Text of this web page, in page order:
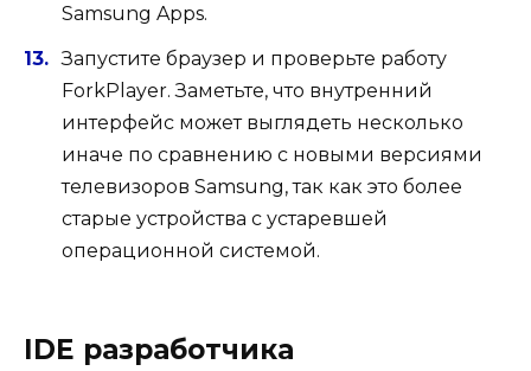
Samsung Apps.
Запустите браузер и проверьте работу
ForkPlayer. Заметьте, что внутренний
интерфейс может выглядеть несколько
иначе по сравнению с новыми версиями
телевизоров Samsung, так как это более
старые устройства с устаревшей
операционной системой.
IDE разработчика